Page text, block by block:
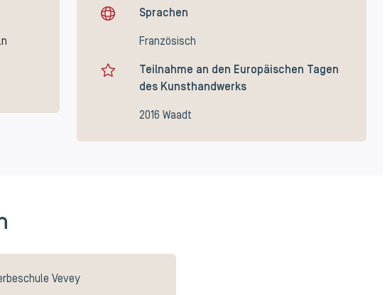
Sprachen
Französisch
Teilnahme an den Europäischen Tagen
des Kunsthandwerks
2016 Waadt
Vevey